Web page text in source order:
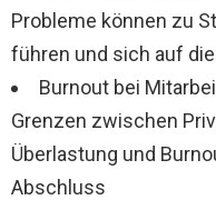
Probleme können zu
führen und sich auf
Burnout bei
Grenzen zwischen
Überlastung und
Abschluss